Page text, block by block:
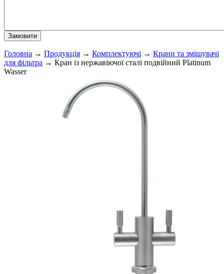
Головна → Продукція → Комплектуючі → Крани та змішувачі
для фільтра → Кран із нержавіючої сталі подвійний Platinum
Wasser